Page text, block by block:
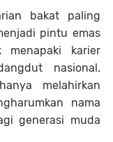
bakat paling
pintu emas
karier
nasional.
melahirkan
nama
generasi muda